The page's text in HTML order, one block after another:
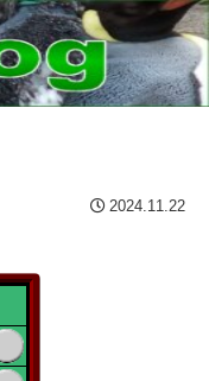
2024.11.22